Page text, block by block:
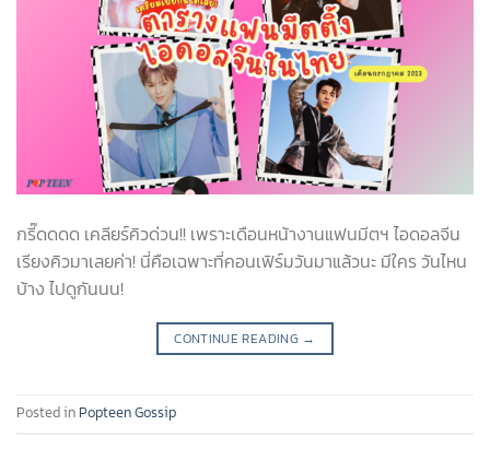
กรี๊ดดดด เคลียร์คิวด่วน!! เพราะเดือนหน้างานแฟนมีตฯ ไอดอลจีน
เรียงคิวมาเลยค่า! นี่คือเฉพาะที่คอนเฟิร์มวันมาแล้วนะ มีใคร วันไหน
บ้าง ไปดูกันนน!
CONTINUE READING →
Posted in Popteen Gossip